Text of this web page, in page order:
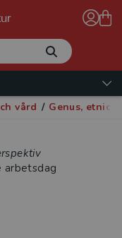
vård / Genus,
arbetsdag